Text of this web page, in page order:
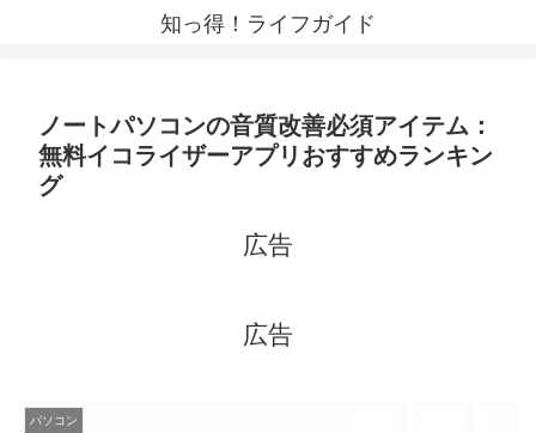
知っ得！ライフガイド
ノートパソコンの音質改善必須アイテム：
無料イコライザーアプリおすすめランキン
グ
広告
広告
パソコン